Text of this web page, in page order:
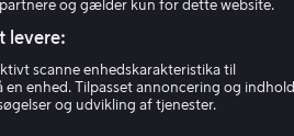
og gælder kun for dette website.
levere:
scanne enhedskarakteristika til
enhed. Tilpasset annoncering og indhold,
og udvikling af tjenester.